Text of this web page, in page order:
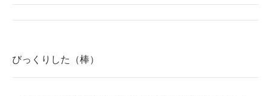
びっくりした（棒）